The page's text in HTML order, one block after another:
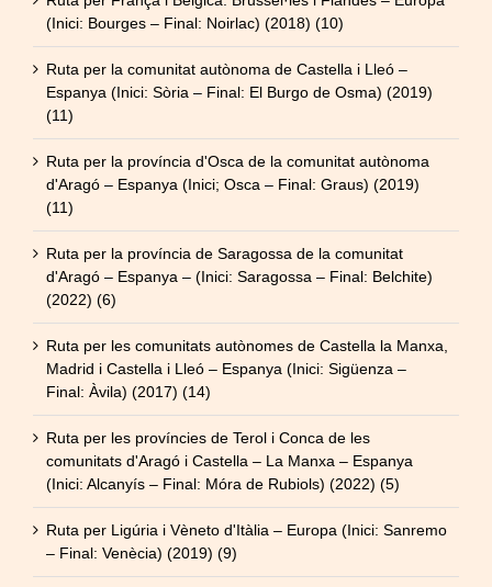
(Inici: Bourges – Final: Noirlac) (2018) (10)
Ruta per la comunitat autònoma de Castella i Lleó –
Espanya (Inici: Sòria – Final: El Burgo de Osma) (2019)
(11)
Ruta per la província d'Osca de la comunitat autònoma
d'Aragó – Espanya (Inici; Osca – Final: Graus) (2019)
(11)
Ruta per la província de Saragossa de la comunitat
d'Aragó – Espanya – (Inici: Saragossa – Final: Belchite)
(2022) (6)
Ruta per les comunitats autònomes de Castella la Manxa,
Madrid i Castella i Lleó – Espanya (Inici: Sigüenza –
Final: Àvila) (2017) (14)
Ruta per les províncies de Terol i Conca de les
comunitats d'Aragó i Castella – La Manxa – Espanya
(Inici: Alcanyís – Final: Móra de Rubiols) (2022) (5)
Ruta per Ligúria i Vèneto d'Itàlia – Europa (Inici: Sanremo
– Final: Venècia) (2019) (9)